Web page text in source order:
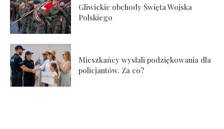
Gliwickie obchody Święta Wojska
Polskiego
Mieszkańcy wysłali podziękowania dla
policjantów. Za co?